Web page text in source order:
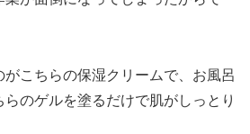
こちらの保湿クリームで、お風呂
らのゲルを塗るだけで肌がしっとり